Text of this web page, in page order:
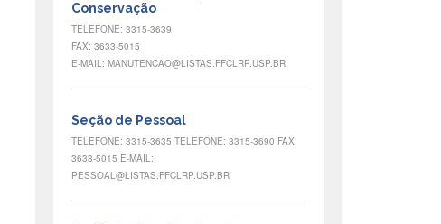
Conservação
TELEFONE: 3315-3639
FAX: 3633-5015
E-MAIL: MANUTENCAO@LISTAS.FFCLRP.USP.BR
Seção de Pessoal
TELEFONE: 3315-3635 TELEFONE: 3315-3690 FAX:
3633-5015 E-MAIL:
PESSOAL@LISTAS.FFCLRP.USP.BR